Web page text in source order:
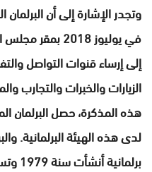
وتجدر الإشارة إلى أن
في يوليوز
إلى إرساء قنوات التواصل
الزيارات والخبرات والتجارب
هذه المذكرة، حصل البرلمان
لدى هذه الهيئة البرلمانية.